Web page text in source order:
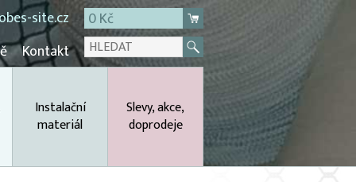
site.cz
0 Kč
Kontakt
Instalační
materiál
Slevy, akce,
doprodeje